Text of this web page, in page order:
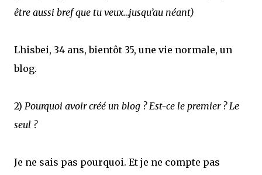
être aussi bref que tu veux…jusqu’au néant)
Lhisbei, 34 ans, bientôt 35, une vie normale, un
blog.
2) Pourquoi avoir créé un blog ? Est-ce le premier ? Le
seul ?
Je ne sais pas pourquoi. Et je ne compte pas